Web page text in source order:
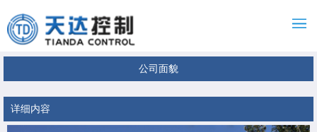
公司面貌
详细内容